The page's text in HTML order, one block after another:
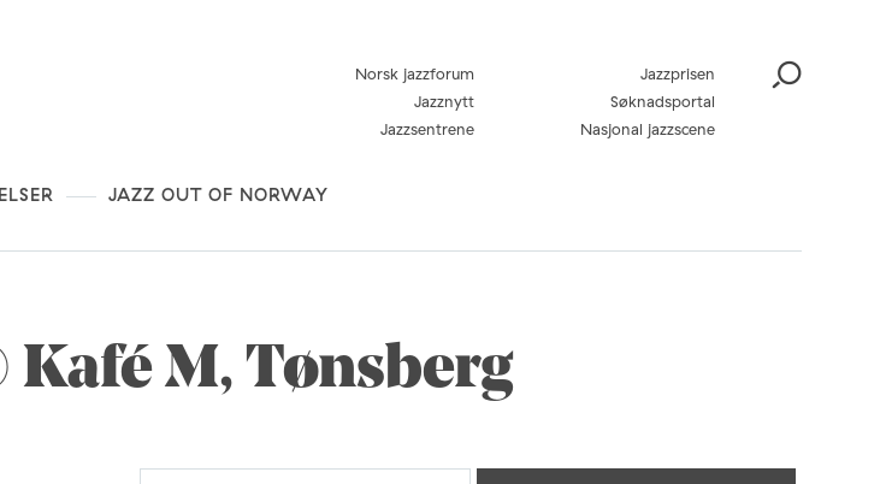
JAZZ OUT OF NORWAY
Norsk jazzforum
Jazzprisen
Jazznytt
Søknadsportal
Jazzsentrene
Nasjonal jazzscene
M, Tønsberg